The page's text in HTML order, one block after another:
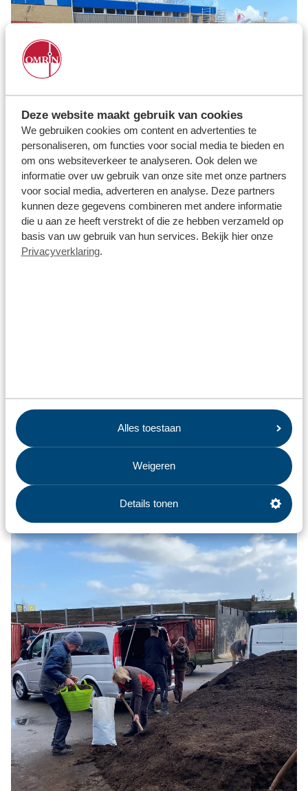
Deze website maakt gebruik van cookies
We gebruiken cookies om content en advertenties te
personaliseren, om functies voor social media te bieden en
om ons websiteverkeer te analyseren. Ook delen we
informatie over uw gebruik van onze site met onze partners
voor social media, adverteren en analyse. Deze partners
kunnen deze gegevens combineren met andere informatie
die u aan ze heeft verstrekt of die ze hebben verzameld op
basis van uw gebruik van hun services. Bekijk hier onze
Privacyverklaring.
Alles toestaan
Weigeren
Details tonen